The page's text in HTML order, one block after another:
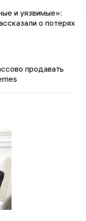
и уязвимые»:
о потерях
продавать